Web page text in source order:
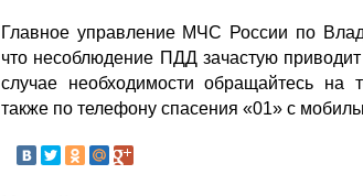
Главное управление МЧС России по
что несоблюдение ПДД зачастую
случае необходимости обращайтесь на
также по телефону спасения «01» с